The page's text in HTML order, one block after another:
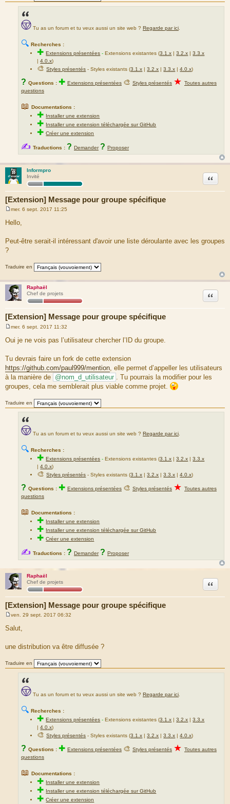
Tu as un forum et tu veux aussi un site web ? Regarde par ici
🔍 Recherches :
✚Extensions présentées -Extensions existantes (3.1.x |3.2.x |3.3.x
|4.0.x)
🎨Styles présentés - Styles existants (3.1.x |3.2.x |3.3.x |4.0.x)
? Questions : ✚ Extensions présentées 🎨 Styles présentés ★ Toutes autres
questions
📖 Documentations :
✚ Installer une extension
✚ Installer une extension téléchargée sur GitHub
✚Créer une extension
✍ Traductions : ? Demander ? Proposer
Informpro
Invité
[Extension] Message pour groupe spécifique
Citation
e
s
g
mer. 6 sept. 2017 11:25
Hello,
Peut-être serait-il intéressant d'avoir une liste déroulante avec les groupes
?
Traduire en
Raphaël
Chef de projets
[Extension] Message pour groupe spécifique
Citation
s
g
e
mer. 6 sept. 2017 11:32
Oui je ne vois pas l’utilisateur chercher l’ID du groupe.
Tu devrais faire un fork de cette extension
https://github.com/paul999/mention , elle permet d’appeller les utilisateurs
à la manière de @nom_d_utilisateur
. Tu pourrais la modifier pour les
groupes, cela me semblerait plus viable comme projet.
Traduire en
Tu as un forum et tu veux aussi un site web ? Regarde par ici
🔍 Recherches :
✚Extensions présentées -Extensions existantes (3.1.x |3.2.x |3.3.x
|4.0.x)
🎨Styles présentés - Styles existants (3.1.x |3.2.x |3.3.x |4.0.x)
? Questions : ✚ Extensions présentées 🎨 Styles présentés ★ Toutes autres
questions
📖 Documentations :
✚ Installer une extension
✚ Installer une extension téléchargée sur GitHub
✚Créer une extension
✍ Traductions : ? Demander ? Proposer
Raphaël
Chef de projets
[Extension] Message pour groupe spécifique
Citation
e
s
a
g
ven. 29 sept. 2017 06:32
Salut,
une distribution va être diffusée ?
Traduire en
Tu as un forum et tu veux aussi un site web ? Regarde par ici
🔍 Recherches :
✚Extensions présentées -Extensions existantes (3.1.x |3.2.x |3.3.x
|4.0.x)
🎨Styles présentés - Styles existants (3.1.x |3.2.x |3.3.x |4.0.x)
? Questions : ✚ Extensions présentées 🎨 Styles présentés ★ Toutes autres
questions
📖 Documentations :
✚ Installer une extension
✚ Installer une extension téléchargée sur GitHub
✚Créer une extension